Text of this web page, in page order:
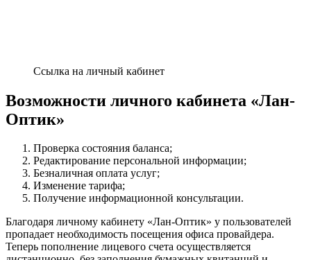
Ссылка на личный кабинет
Возможности личного кабинета «Лан-
Оптик»
Проверка состояния баланса;
Редактирование персональной информации;
Безналичная оплата услуг;
Изменение тарифа;
Получение информационной консультации.
Благодаря личному кабинету «Лан-Оптик» у пользователей
пропадает необходимость посещения офиса провайдера.
Теперь пополнение лицевого счета осуществляется